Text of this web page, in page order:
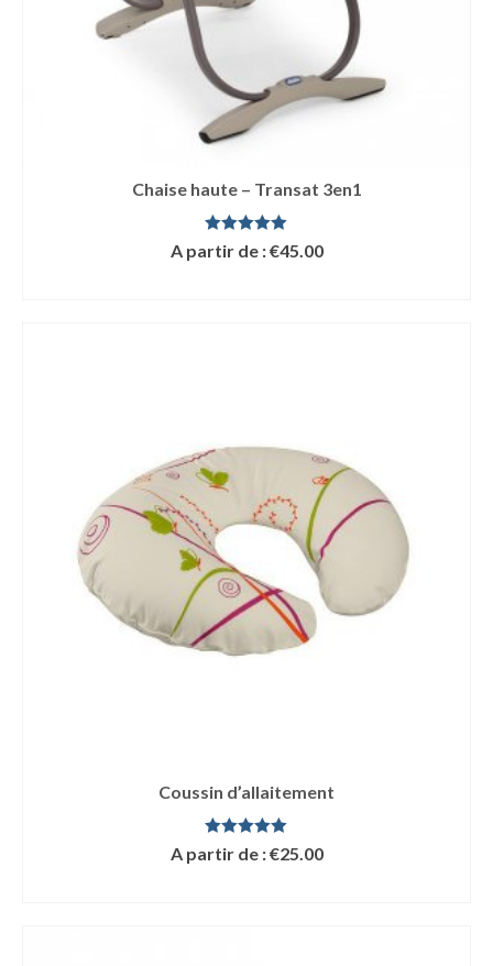
Chaise haute – Transat 3en1
Note 5.00
sur 5
A partir de :€45.00
Coussin d’allaitement
Note 5.00
sur 5
A partir de :€25.00